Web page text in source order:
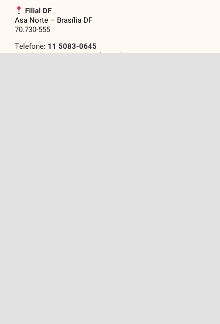
Filial DF
Asa Norte – Brasília DF
70.730-555
Telefone: 11 5083-0645
Email: eventos@grupojasf.com.br